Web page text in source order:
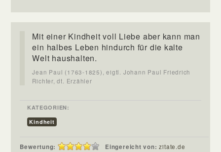
Mit einer Kindheit voll Liebe aber kann man
ein halbes Leben hindurch für die kalte
Welt haushalten.
Jean Paul (1763-1825), eigtl. Johann Paul Friedrich
Richter, dt. Erzähler
KATEGORIEN:
Kindheit
Bewertung: Eingereicht von:zitate.de